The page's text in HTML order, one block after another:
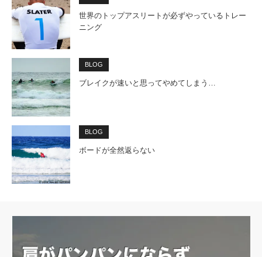
世界のトップアスリートが必ずやっているトレー
ニング
BLOG
ブレイクが速いと思ってやめてしまう…
BLOG
ボードが全然返らない